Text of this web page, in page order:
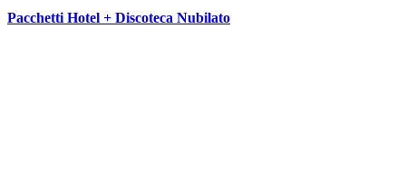
Pacchetti Hotel + Discoteca Nubilato